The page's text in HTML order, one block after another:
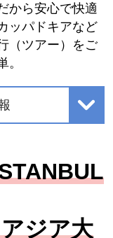
から安心で快適
ッパドキアなど
（ツアー）をご
。
ジア大